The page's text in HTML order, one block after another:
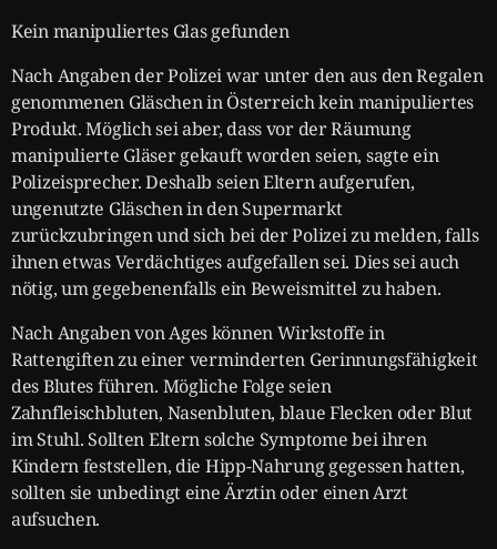
Kein manipuliertes Glas gefunden
Nach Angaben der Polizei war unter den aus den Regalen
genommenen Gläschen in Österreich kein manipuliertes
Produkt. Möglich sei aber, dass vor der Räumung
manipulierte Gläser gekauft worden seien, sagte ein
Polizeisprecher. Deshalb seien Eltern aufgerufen,
ungenutzte Gläschen in den Supermarkt
zurückzubringen und sich bei der Polizei zu melden, falls
ihnen etwas Verdächtiges aufgefallen sei. Dies sei auch
nötig, um gegebenenfalls ein Beweismittel zu haben.
Nach Angaben von Ages können Wirkstoffe in
Rattengiften zu einer verminderten Gerinnungsfähigkeit
des Blutes führen. Mögliche Folge seien
Zahnfleischbluten, Nasenbluten, blaue Flecken oder Blut
im Stuhl. Sollten Eltern solche Symptome bei ihren
Kindern feststellen, die Hipp-Nahrung gegessen hatten,
sollten sie unbedingt eine Ärztin oder einen Arzt
aufsuchen.